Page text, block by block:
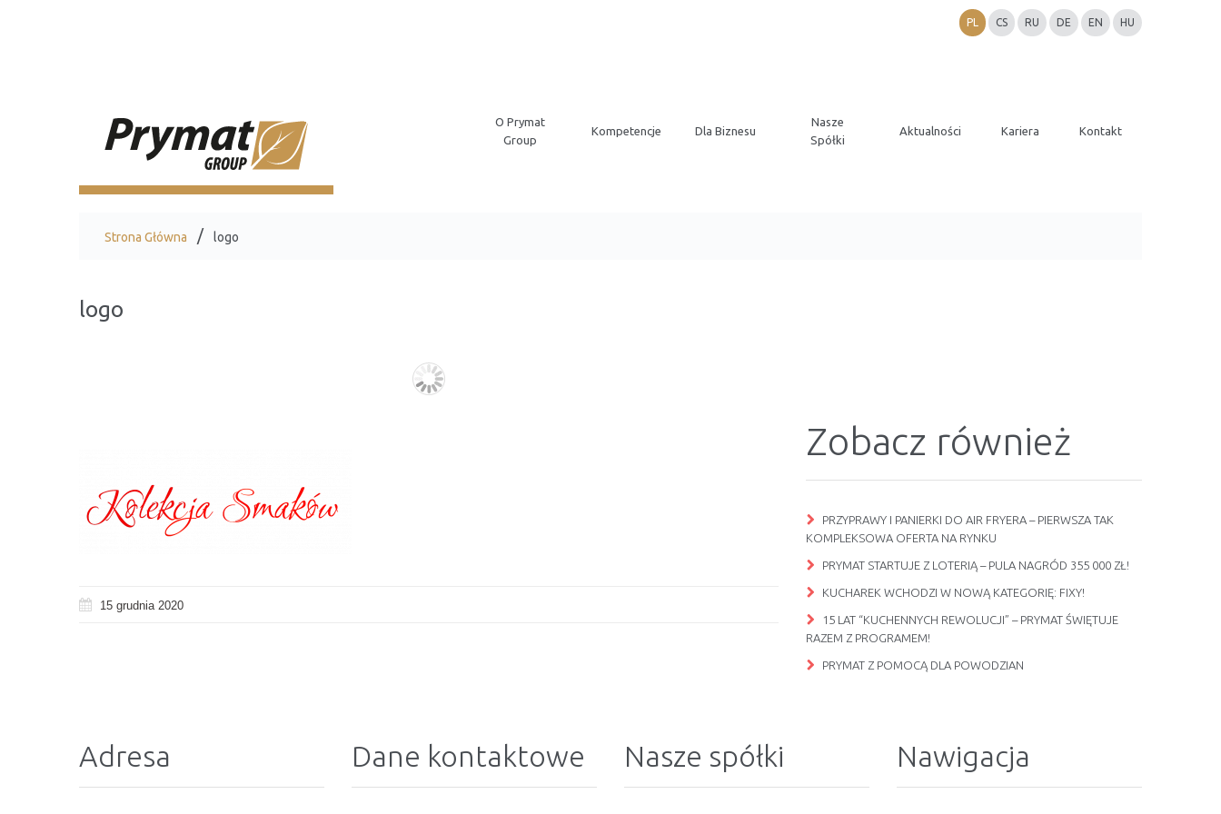
PL CS RU DE EN HU
O Prymat
Group
Kompetencje Dla Biznesu
Nasze
Spółki
Aktualności Kariera Kontakt
Strona Główna logo
logo
15 grudnia 2020
Zobacz również
PRZYPRAWY I PANIERKI DO AIR FRYERA – PIERWSZA TAK
KOMPLEKSOWA OFERTA NA RYNKU
PRYMAT STARTUJE Z LOTERIĄ – PULA NAGRÓD 355 000 ZŁ!
KUCHAREK WCHODZI W NOWĄ KATEGORIĘ: FIXY!
15 LAT “KUCHENNYCH REWOLUCJI” – PRYMAT ŚWIĘTUJE
RAZEM Z PROGRAMEM!
PRYMAT Z POMOCĄ DLA POWODZIAN
Adresa Dane kontaktowe Nasze spółki Nawigacja